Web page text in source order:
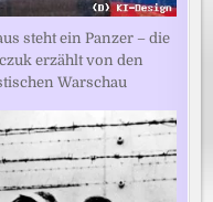
steht ein Panzer – die
erzählt von den
Warschau